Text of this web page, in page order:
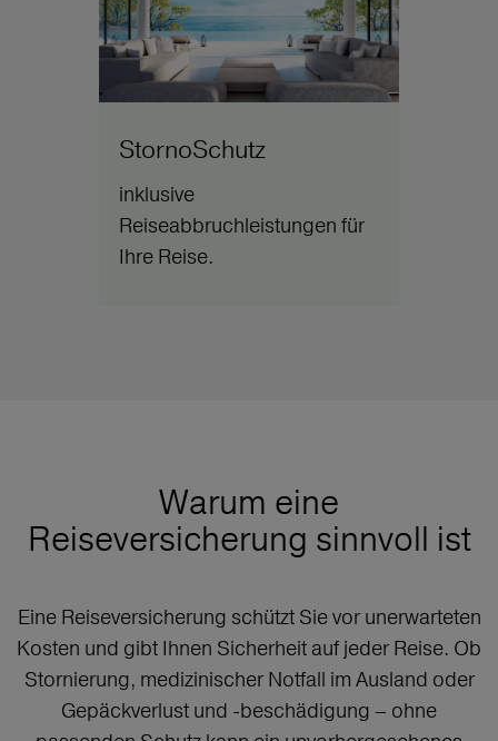
StornoSchutz
inklusive
Reiseabbruchleistungen für
Ihre Reise.
Warum eine
Reiseversicherung sinnvoll ist
Eine Reiseversicherung schützt Sie vor unerwarteten
Kosten und gibt Ihnen Sicherheit auf jeder Reise. Ob
Stornierung, medizinischer Notfall im Ausland oder
Gepäckverlust und -beschädigung – ohne